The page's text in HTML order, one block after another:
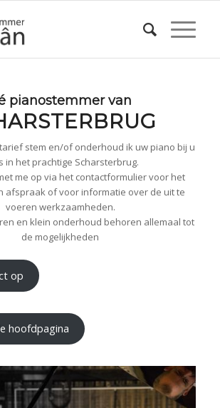
pianostemmer van
stem en/of onderhoud ik uw piano bij u
in het prachtige Scharsterbrug.
me op via het contactformulier voor het
afspraak of voor informatie over de uit te
voeren werkzaamheden.
en klein onderhoud behoren allemaal tot
de mogelijkheden
op
hoofdpagina